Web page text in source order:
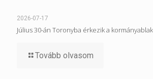
2026-07-17
Július 30-án Toronyba érkezik a
Tovább olvasom